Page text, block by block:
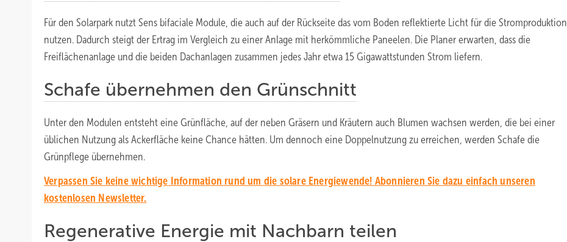
Für den Solarpark nutzt Sens bifaciale Module, die auch auf der Rückseite das vom Boden reflektierte Licht für die Stromproduktion
nutzen. Dadurch steigt der Ertrag im Vergleich zu einer Anlage mit herkömmliche Paneelen. Die Planer erwarten, dass die
Freiflächenanlage und die beiden Dachanlagen zusammen jedes Jahr etwa 15 Gigawattstunden Strom liefern.
Schafe übernehmen den Grünschnitt
Unter den Modulen entsteht eine Grünfläche, auf der neben Gräsern und Kräutern auch Blumen wachsen werden, die bei einer
üblichen Nutzung als Ackerfläche keine Chance hätten. Um dennoch eine Doppelnutzung zu erreichen, werden Schafe die
Grünpflege übernehmen.
Verpassen Sie keine wichtige Information rund um die solare Energiewende! Abonnieren Sie dazu einfach unseren
kostenlosen Newsletter.
Regenerative Energie mit Nachbarn teilen